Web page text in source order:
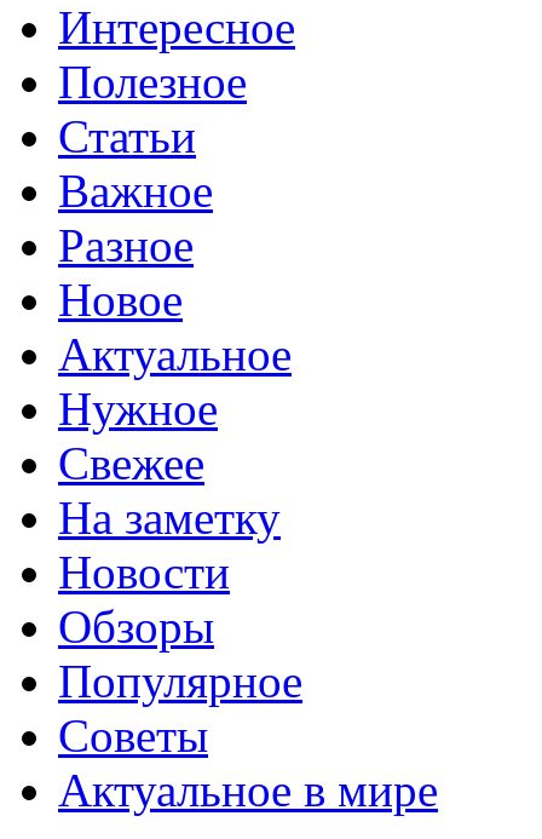
Интересное
Полезное
Статьи
Важное
Разное
Новое
Актуальное
Нужное
Свежее
На заметку
Новости
Обзоры
Популярное
Советы
Актуальное в мире